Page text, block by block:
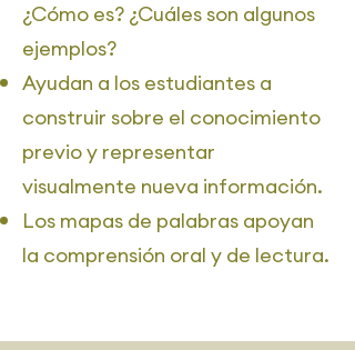
¿Cómo es? ¿Cuáles son algunos
ejemplos?
Ayudan a los estudiantes a
construir sobre el conocimiento
previo y representar
visualmente nueva información.
Los mapas de palabras apoyan
la comprensión oral y de lectura.